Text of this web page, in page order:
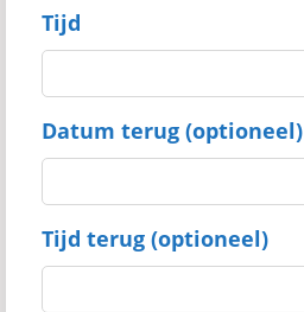
Tijd
Datum terug (optioneel)
Tijd terug (optioneel)